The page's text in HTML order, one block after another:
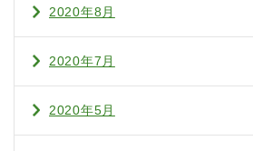
2020年8月
2020年7月
2020年5月